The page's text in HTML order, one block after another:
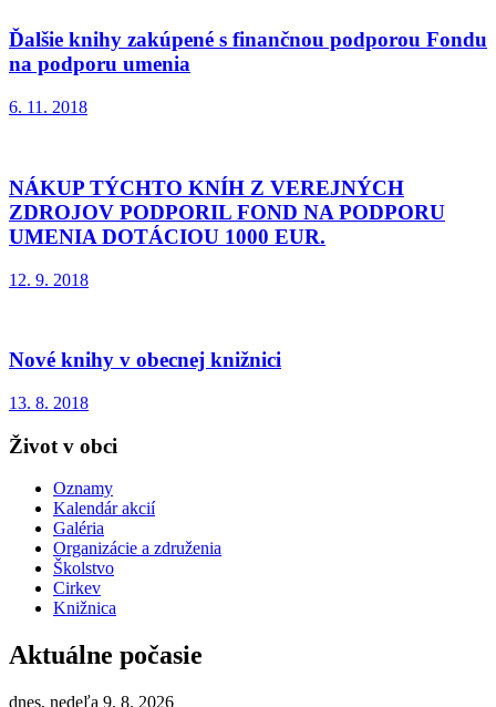
Ďalšie knihy zakúpené s finančnou podporou Fondu
na podporu umenia
6. 11. 2018
NÁKUP TÝCHTO KNÍH Z VEREJNÝCH
ZDROJOV PODPORIL FOND NA PODPORU
UMENIA DOTÁCIOU 1000 EUR.
12. 9. 2018
Nové knihy v obecnej knižnici
13. 8. 2018
Život v obci
Oznamy
Kalendár akcií
Galéria
Organizácie a združenia
Školstvo
Cirkev
Knižnica
Aktuálne počasie
dnes, nedeľa 9. 8. 2026